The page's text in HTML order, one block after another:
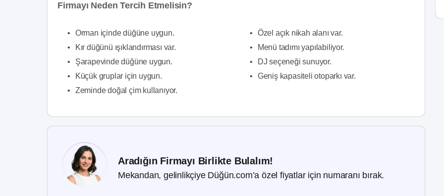
Firmayı Neden Tercih Etmelisin?
•
Orman içinde düğüne uygun.
•
Kır düğünü ışıklandırması var.
•
Şarapevinde düğüne uygun.
•
Küçük gruplar için uygun.
•
Zeminde doğal çim kullanıyor.
•
Özel açık nikah alanı var.
•
Menü tadımı yapılabiliyor.
•
DJ seçeneği sunuyor.
•
Geniş kapasiteli otoparkı var.
Aradığın Firmayı Birlikte Bulalım!
Mekandan, gelinlikçiye Düğün.com’a özel fiyatlar için numaranı bırak.